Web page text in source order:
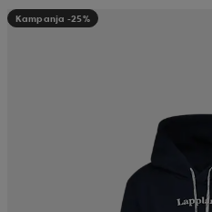
Kampanja -25%